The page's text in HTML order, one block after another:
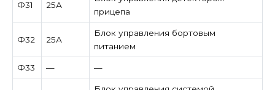
Ф31 25А
прицепа
Ф32 25А
Блок управления бортовым
питанием
Ф33 — —